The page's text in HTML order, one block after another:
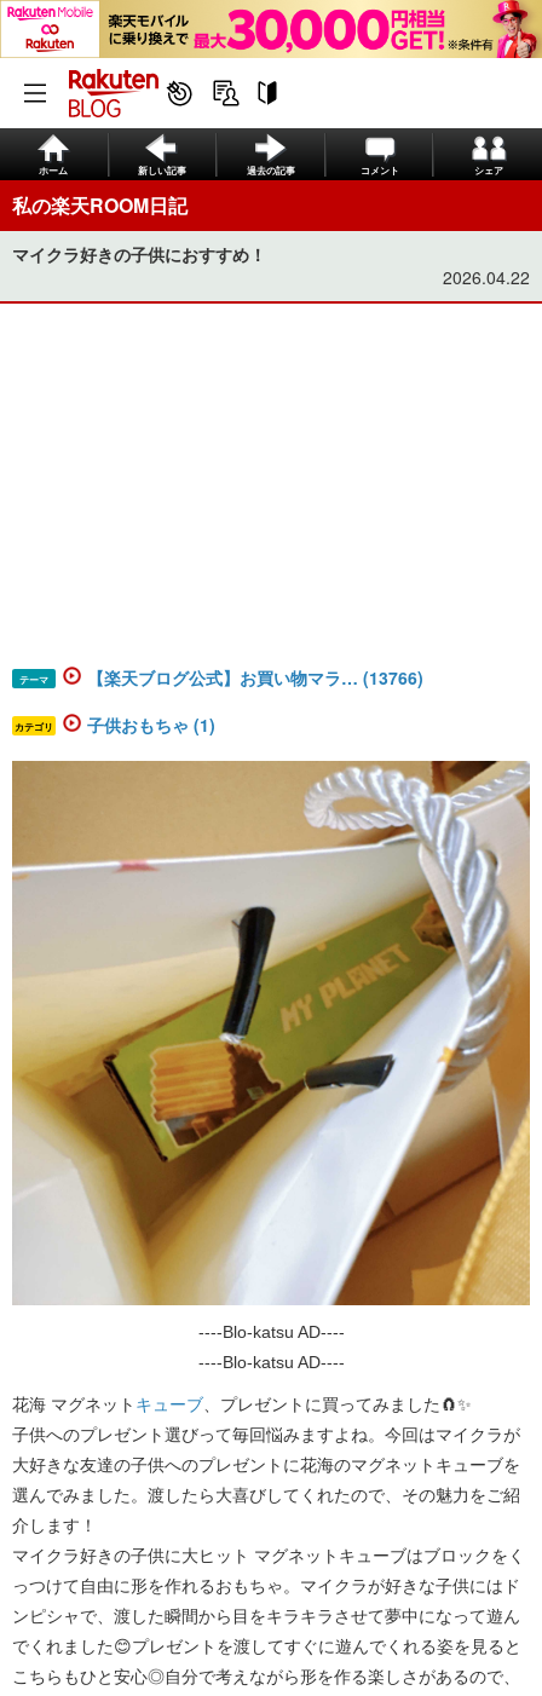
ホーム 新しい記事 過去の記事 コメント シェア
私の楽天ROOM日記
マイクラ好きの子供におすすめ！
2026.04.22
テーマ 【楽天ブログ公式】お買い物マラ… (13766)
カテゴリ 子供おもちゃ (1)
----Blo-katsu AD----
----Blo-katsu AD----
花海 マグネット キューブ、プレゼントに買ってみました🧲✨
子供へのプレゼント選びって毎回悩みますよね。今回はマイクラが
大好きな友達の子供へのプレゼントに花海のマグネットキューブを
選んでみました。渡したら大喜びしてくれたので、その魅力をご紹
介します！
マイクラ好きの子供に大ヒット マグネットキューブはブロックをく
っつけて自由に形を作れるおもちゃ。マイクラが好きな子供にはド
ンピシャで、渡した瞬間から目をキラキラさせて夢中になって遊ん
でくれました😊プレゼントを渡してすぐに遊んでくれる姿を見ると
こちらもひと安心◎自分で考えながら形を作る楽しさがあるので、